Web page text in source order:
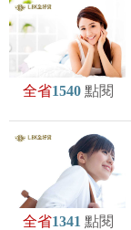
全省1540 點閱
全省1341 點閱